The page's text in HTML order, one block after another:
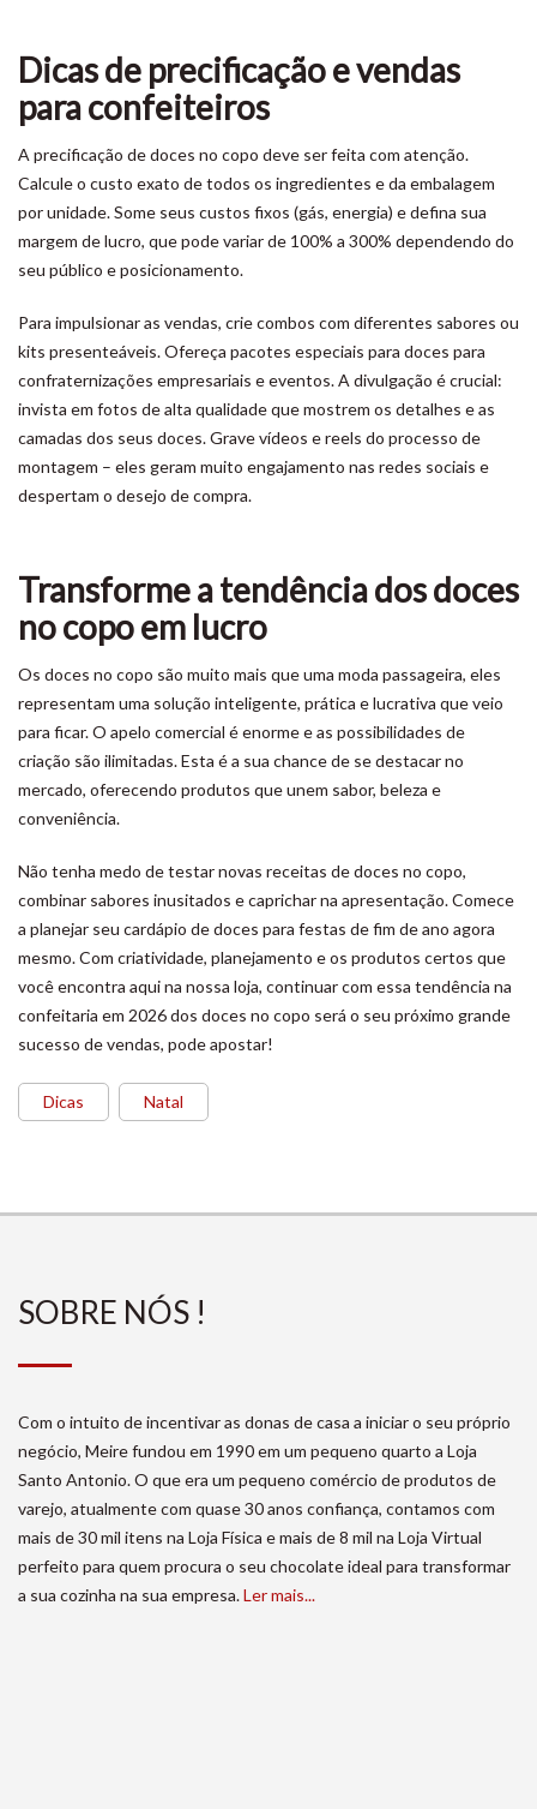
Dicas de precificação e vendas
para confeiteiros
A precificação de doces no copo deve ser feita com atenção.
Calcule o custo exato de todos os ingredientes e da embalagem
por unidade. Some seus custos fixos (gás, energia) e defina sua
margem de lucro, que pode variar de 100% a 300% dependendo do
seu público e posicionamento.
Para impulsionar as vendas, crie combos com diferentes sabores ou
kits presenteáveis. Ofereça pacotes especiais para doces para
confraternizações empresariais e eventos. A divulgação é crucial:
invista em fotos de alta qualidade que mostrem os detalhes e as
camadas dos seus doces. Grave vídeos e reels do processo de
montagem – eles geram muito engajamento nas redes sociais e
despertam o desejo de compra.
Transforme a tendência dos doces
no copo em lucro
Os doces no copo são muito mais que uma moda passageira, eles
representam uma solução inteligente, prática e lucrativa que veio
para ficar. O apelo comercial é enorme e as possibilidades de
criação são ilimitadas. Esta é a sua chance de se destacar no
mercado, oferecendo produtos que unem sabor, beleza e
conveniência.
Não tenha medo de testar novas receitas de doces no copo,
combinar sabores inusitados e caprichar na apresentação. Comece
a planejar seu cardápio de doces para festas de fim de ano agora
mesmo. Com criatividade, planejamento e os produtos certos que
você encontra aqui na nossa loja, continuar com essa tendência na
confeitaria em 2026 dos doces no copo será o seu próximo grande
sucesso de vendas, pode apostar!
Dicas Natal
SOBRE NÓS !
Com o intuito de incentivar as donas de casa a iniciar o seu próprio
negócio, Meire fundou em 1990 em um pequeno quarto a Loja
Santo Antonio. O que era um pequeno comércio de produtos de
varejo, atualmente com quase 30 anos confiança, contamos com
mais de 30 mil itens na Loja Física e mais de 8 mil na Loja Virtual
perfeito para quem procura o seu chocolate ideal para transformar
a sua cozinha na sua empresa.Ler mais...